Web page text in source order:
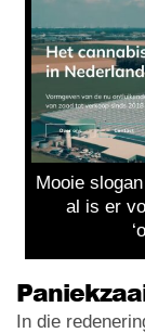
Mooie
al is er
In die